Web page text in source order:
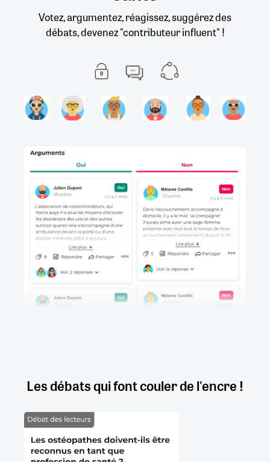
Votez, argumentez, réagissez, suggérez des
débats, devenez "contributeur influent" !
Les débats qui font couler de l'encre !